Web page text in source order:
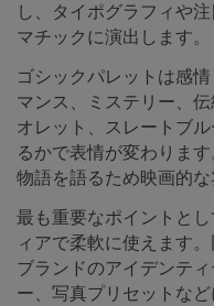
し、タイポグラフィや
マチックに演出します。
ゴシックパレットは感
マンス、ミステリー、
オレット、スレートブ
るかで表情が変わりま
物語を語るため映画的な
最も重要なポイントと
ィアで柔軟に使えます
ブランドのアイデンテ
ー、写真プリセットな